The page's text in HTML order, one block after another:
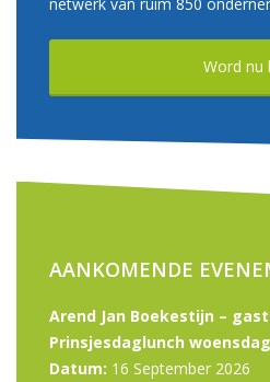
Word nu
AANKOMENDE
Arend Jan Boekestijn –
Prinsjesdaglunch
Datum: 16 September 2026